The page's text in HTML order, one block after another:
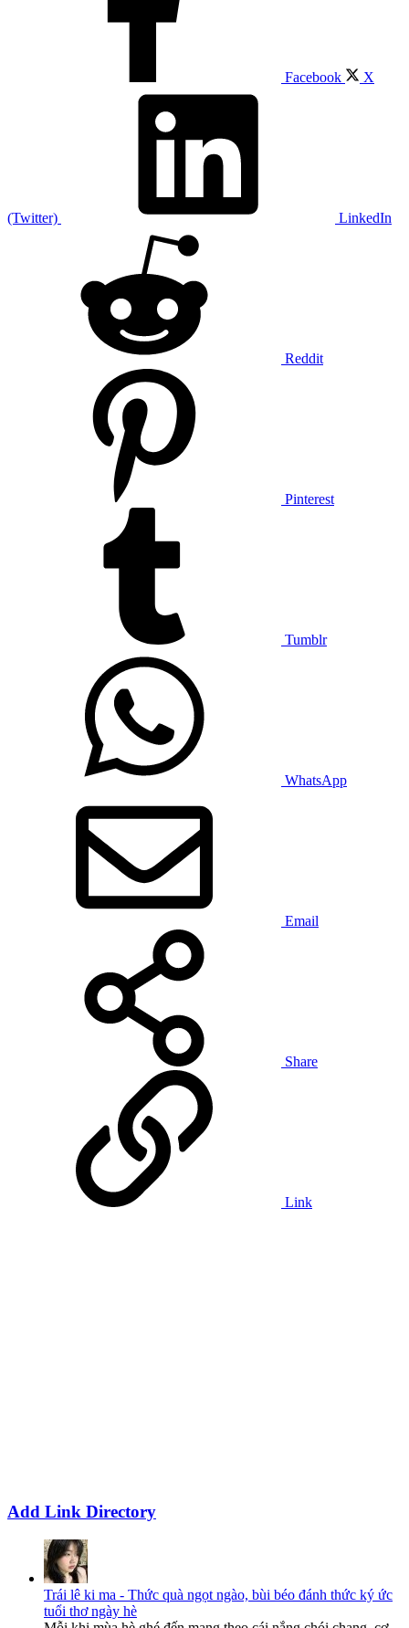
Facebook X
(Twitter) LinkedIn
Reddit
Pinterest
Tumblr
WhatsApp
Email
Share
Link
Add Link Directory
Trái lê ki ma - Thức quà ngọt ngào, bùi béo đánh thức ký ức
tuổi thơ ngày hè